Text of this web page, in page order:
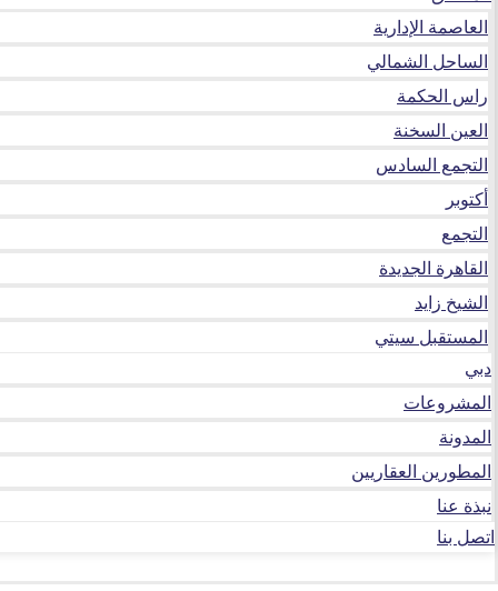
العاصمة الإدارية
الساحل الشمالي
راس الحكمة
العين السخنة
التجمع السادس
أكتوبر
التجمع
القاهرة الجديدة
الشيخ زايد
المستقبل سيتي
دبي
المشروعات
المدونة
المطورين العقاريين
نبذة عنا
اتصل بنا